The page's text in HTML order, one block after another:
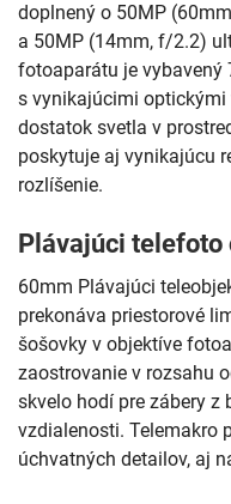
doplnený o 50MP
a 50MP (14mm, f/2.2)
fotoaparátu je
s vynikajúcimi
dostatok svetla v
poskytuje aj vynikajúcu
rozlíšenie.
Plávajúci telefoto
60mm Plávajúci
prekonáva priestorové
šošovky v objektíve
zaostrovanie v rozsahu
skvelo hodí pre zábery z
vzdialenosti. Telemakro
úchvatných detailov, aj